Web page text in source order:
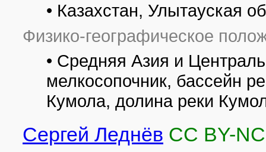
• Казахстан, Улытауская
Физико-географическое
• Средняя Азия и
мелкосопочник, бассейн
Кумола, долина реки
Сергей Леднёв CC BY-NC